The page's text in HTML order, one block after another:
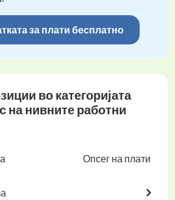
за плати бесплатно
во категоријата
на нивните работни
Опсег на плати